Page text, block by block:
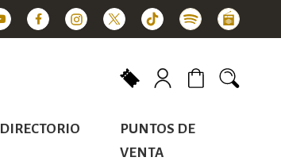
DIRECTORIO
PUNTOS DE
VENTA